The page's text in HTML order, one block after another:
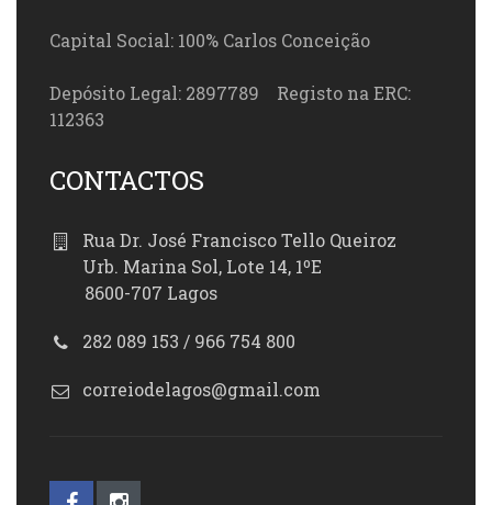
Capital Social: 100% Carlos Conceição
Depósito Legal: 2897789 Registo na ERC:
112363
CONTACTOS
Rua Dr. José Francisco Tello Queiroz
Urb. Marina Sol, Lote 14, 1ºE
8600-707 Lagos
282 089 153 / 966 754 800
correiodelagos@gmail.com